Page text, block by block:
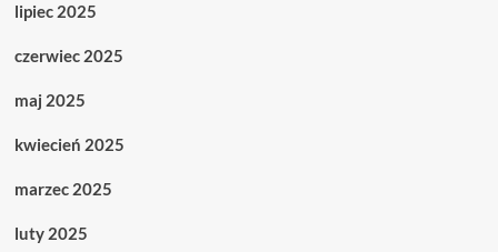
lipiec 2025
czerwiec 2025
maj 2025
kwiecień 2025
marzec 2025
luty 2025